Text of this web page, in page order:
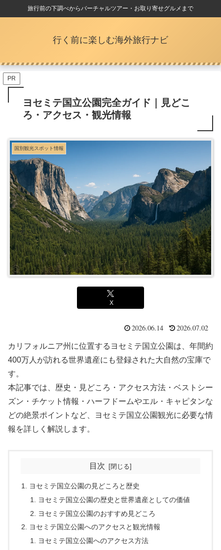
旅行前の下調べからバーチャルツアー・お取り寄せグルメまで
行く前に楽しむ海外旅行ナビ
PR
ヨセミテ国立公園完全ガイド｜見どこ
ろ・アクセス・観光情報
国別観光スポット情報
X
2026.06.14 2026.07.02
カリフォルニア州に位置するヨセミテ国立公園は、年間約
400万人が訪れる世界遺産にも登録された大自然の宝庫で
す。
本記事では、歴史・見どころ・アクセス方法・ベストシー
ズン・チケット情報・ハーフドームやエル・キャピタンな
どの絶景ポイントなど、ヨセミテ国立公園観光に必要な情
報を詳しく解説します。
目次
ヨセミテ国立公園の見どころと歴史
ヨセミテ国立公園の歴史と世界遺産としての価値
ヨセミテ国立公園のおすすめ見どころ
ヨセミテ国立公園へのアクセスと観光情報
ヨセミテ国立公園へのアクセス方法